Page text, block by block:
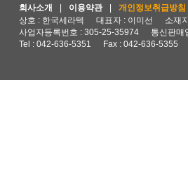
회사소개 이용약관
개인정보취급방침
상호 : 한국세라텍
대표자 : 이미선
소재
사업자등록번호 : 305-25-35974
통신판매
Tel : 042-636-5351
Fax : 042-636-5355